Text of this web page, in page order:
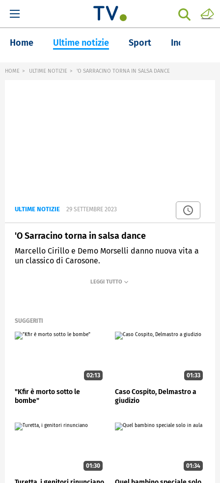
Home Ultime notizie Sport Inchieste
HOME ULTIME NOTIZIE 'O SARRACINO TORNA IN SALSA DANCE
ULTIME NOTIZIE 29 SETTEMBRE 2023
'O Sarracino torna in salsa dance
Marcello Cirillo e Demo Morselli danno nuova vita a
un classico di Carosone.
STUDIOAPERTO
SUGGERITI
02:13
"Kfir è morto sotto le
bombe"
01:33
Caso Cospito, Delmastro a
giudizio
01:30 01:34